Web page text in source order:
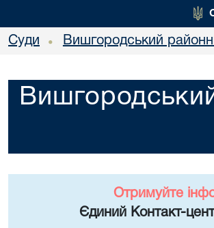
Суди • Вишгородський
Отримуйте
Єдиний Контакт-